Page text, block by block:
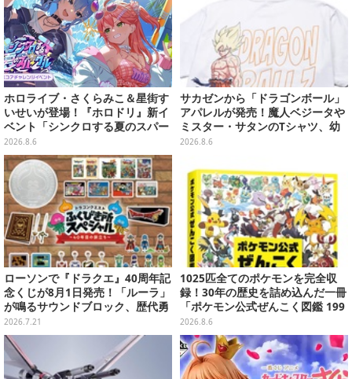
ホロライブ・さくらみこ＆星街す
いせいが登場！『ホロドリ』新イ
ベント「シンクロする夏のスパー
クル」開催決定ーmiCometのイ
ベントメモリーや楽曲などが新た
に追加へ
2026.8.6
サカゼンから「ドラゴンボール」
アパレルが発売！魔人ベジータや
ミスター・サタンのTシャツ、幼
少期悟空のパーカーなど幅広いデ
2026.8.6
ローソンで『ドラクエ』40周年記
念くじが8月1日発売！「ルーラ」
が鳴るサウンドブロック、歴代勇
者＆スライムのフィギュアなど、
シリーズを振り返る景品盛りだく
さん
2026.7.21
1025匹全てのポケモンを完全収
録！30年の歴史を詰め込んだ一冊
「ポケモン公式ぜんこく図鑑 199
6-2026」が大ボリューム
2026.8.6